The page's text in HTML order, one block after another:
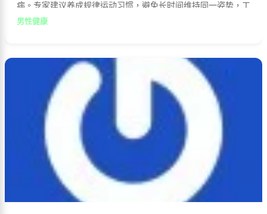
病。专家建议养成规律运动习惯，避免长时间维持同一姿势，工
作与休息的平衡是维护健康的关键。
男性健康